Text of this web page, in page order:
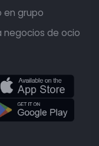
en grupo
negocios de ocio